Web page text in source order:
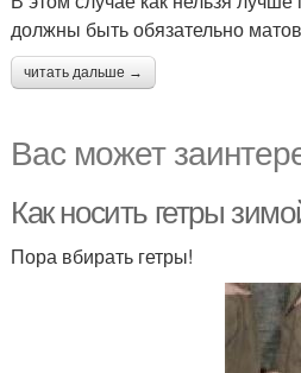
должны быть обязательно
читать дальше →
Вас может
Как носить гетры
Пора вбирать гетры!